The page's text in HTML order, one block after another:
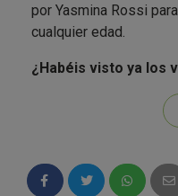
por Yasmina Rossi
cualquier edad.
¿Habéis visto ya los
su actitud ante la vida?